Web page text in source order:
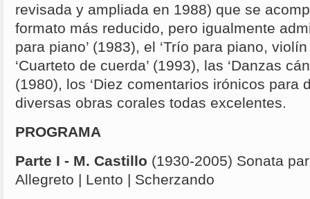
revisada y ampliada en 1988) que se
formato más reducido, pero igualmente
para piano’ (1983), el ‘Trío para piano,
‘Cuarteto de cuerda’ (1993), las ‘Danzas
(1980), los ‘Diez comentarios irónicos para
diversas obras corales todas excelentes.
PROGRAMA
Parte I - M. Castillo (1930-2005) Sonata
Allegreto | Lento | Scherzando